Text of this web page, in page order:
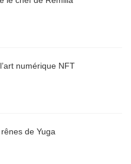
numérique NFT
de Yuga